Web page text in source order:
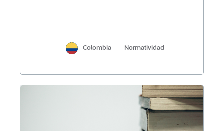
Colombia Normatividad